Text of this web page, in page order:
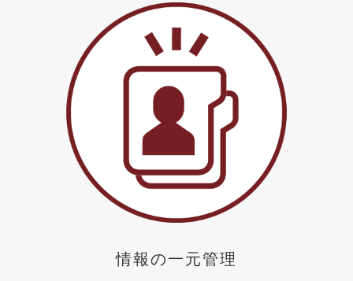
情報の一元管理